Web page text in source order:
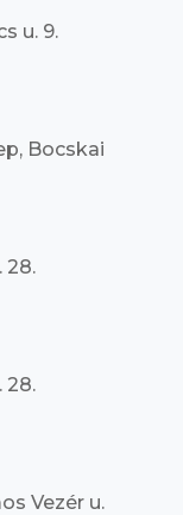
u. 9.
Bocskai
28.
28.
Vezér u.